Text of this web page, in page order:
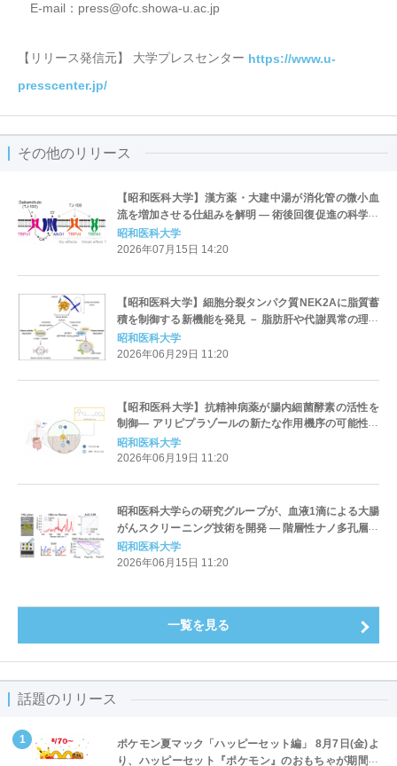
E-mail：press@ofc.showa-u.ac.jp
【リリース発信元】 大学プレスセンター https://www.u-
presscenter.jp/
その他のリリース
【昭和医科大学】漢方薬・大建中湯が消化管の微小血
流を増加させる仕組みを解明 ― 術後回復促進の科学的
根拠に ―
昭和医科大学
2026年07月15日 14:20
【昭和医科大学】細胞分裂タンパク質NEK2Aに脂質蓄
積を制御する新機能を発見 － 脂肪肝や代謝異常の理解
につながる研究成果 －
昭和医科大学
2026年06月29日 11:20
【昭和医科大学】抗精神病薬が腸内細菌酵素の活性を
制御― アリピプラゾールの新たな作用機序の可能性を
示唆 ―
昭和医科大学
2026年06月19日 11:20
昭和医科大学らの研究グループが、血液1滴による大腸
がんスクリーニング技術を開発 ― 階層性ナノ多孔層ガ
ラスと近赤外ラマン分光法を応用 ―
昭和医科大学
2026年06月15日 11:20
一覧を見る
話題のリリース
ポケモン夏マック「ハッピーセット編」 8月7日(金)よ
り、ハッピーセット『ポケモン』のおもちゃが期間限